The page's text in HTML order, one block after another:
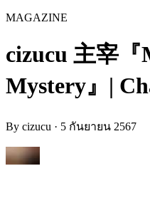
MAGAZINE
cizucu 主宰
Mystery』|
By cizucu · 5 กันยายน 2567